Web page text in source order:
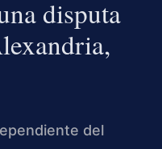
disputa
del